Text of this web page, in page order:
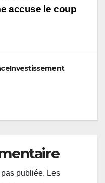
accuse le coup
publiée. Les